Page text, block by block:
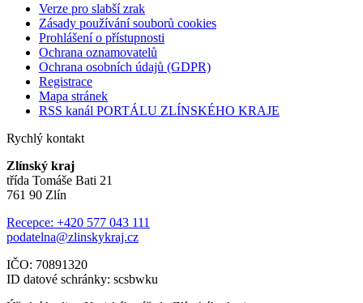
Verze pro slabší zrak
Zásady používání souborů cookies
Prohlášení o přístupnosti
Ochrana oznamovatelů
Ochrana osobních údajů (GDPR)
Registrace
Mapa stránek
RSS kanál PORTÁLU ZLÍNSKÉHO KRAJE
Rychlý kontakt
Zlínský kraj
třída Tomáše Bati 21
761 90 Zlín
Recepce: +420 577 043 111
podatelna@zlinskykraj.cz
IČO: 70891320
ID datové schránky: scsbwku